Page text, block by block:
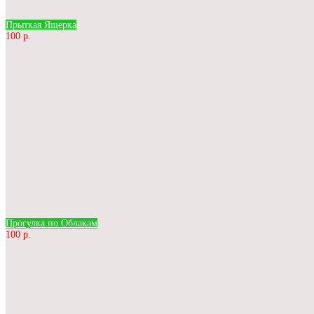
Прыткая Ящерка
100 р.
Прогулка по Облакам
100 р.